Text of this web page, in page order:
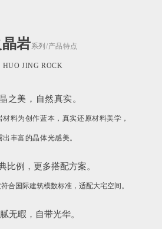
岩系列/产品特点
HUO JING ROCK
之美，自然真实。
料为创作蓝本，真实还原材料美学，
出丰富的晶体光感美。
比例，更多搭配方案。
合国际建筑模数标准，适配大宅空间。
无暇，自带光华。